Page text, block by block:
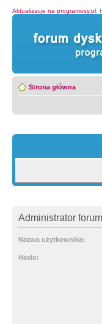
Aktualizacje na programosy.pl:
Strona główna
Administrator
Nazwa użytkownika:
Hasło: